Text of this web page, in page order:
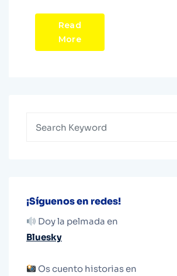
Read
More
¡Síguenos en redes!
Doy la pelmada en
Bluesky
Os cuento historias en